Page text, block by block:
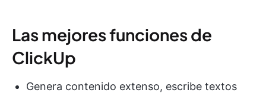
Las mejores funciones de
ClickUp
Genera contenido extenso, escribe textos